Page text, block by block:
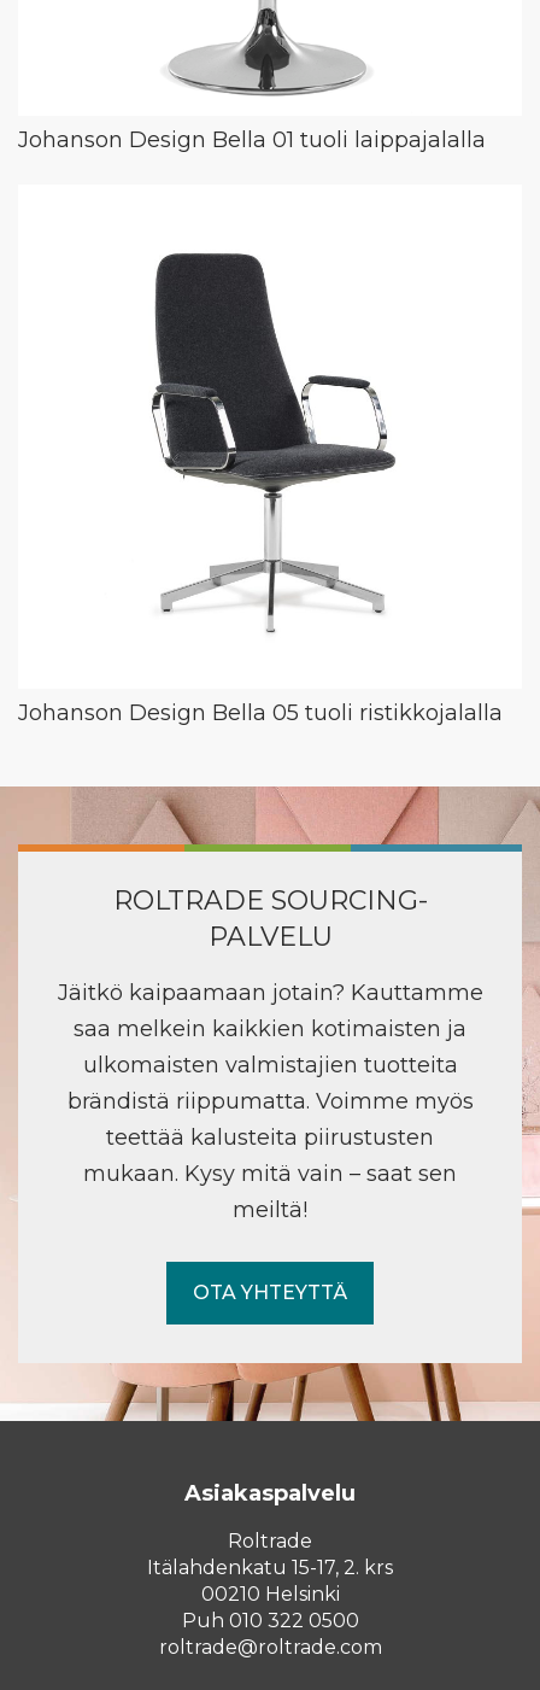
Johanson Design Bella 01 tuoli laippajalalla
Johanson Design Bella 05 tuoli ristikkojalalla
ROLTRADE SOURCING-
PALVELU
Jäitkö kaipaamaan jotain? Kauttamme
saa melkein kaikkien kotimaisten ja
ulkomaisten valmistajien tuotteita
brändistä riippumatta. Voimme myös
teettää kalusteita piirustusten
mukaan. Kysy mitä vain – saat sen
meiltä!
OTA YHTEYTTÄ
Asiakaspalvelu
Roltrade
Itälahdenkatu 15-17, 2. krs
00210 Helsinki
Puh 010 322 0500
roltrade@roltrade.com